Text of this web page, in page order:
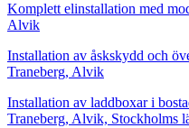
Komplett elinstallation med
Alvik
Installation av åskskydd och
Traneberg, Alvik
Installation av laddboxar i
Traneberg, Alvik, Stockholms